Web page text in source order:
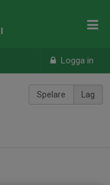
Logga in
Spelare Lag